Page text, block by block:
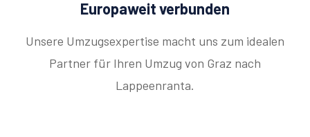
Europaweit verbunden
Unsere Umzugsexpertise macht uns zum idealen
Partner für Ihren Umzug von Graz nach
Lappeenranta.